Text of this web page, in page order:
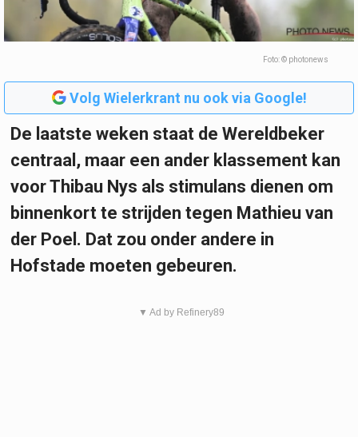
Foto: © photonews
Volg Wielerkrant nu ook via Google!
De laatste weken staat de Wereldbeker
centraal, maar een ander klassement kan
voor Thibau Nys als stimulans dienen om
binnenkort te strijden tegen Mathieu van
der Poel. Dat zou onder andere in
Hofstade moeten gebeuren.
▼ Ad by Refinery89